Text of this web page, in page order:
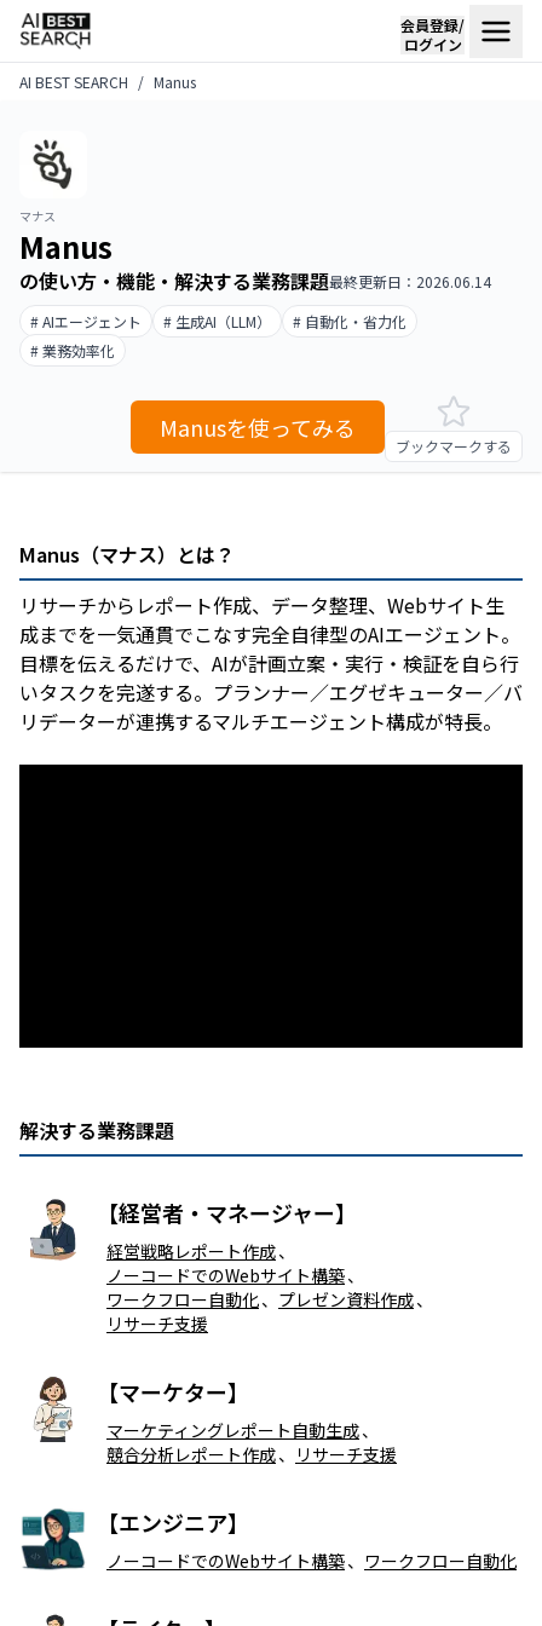
会員登録/
ログイン
AI BEST SEARCH
Manus
マナス
Manus
の使い方・機能・解決する業務課題最終更新日：2026.06.14
# AIエージェント
# 生成AI（LLM）
# 自動化・省力化
# 業務効率化
ブックマークする
Manusを使ってみる
Manus（マナス）とは？
リサーチからレポート作成、データ整理、Webサイト生
成までを一気通貫でこなす完全自律型のAIエージェント。
目標を伝えるだけで、AIが計画立案・実行・検証を自ら行
いタスクを完遂する。プランナー／エグゼキューター／バ
リデーターが連携するマルチエージェント構成が特長。
解決する業務課題
【経営者・マネージャー】
経営戦略レポート作成、
ノーコードでのWebサイト構築、
ワークフロー自動化、 プレゼン資料作成、
リサーチ支援
【マーケター】
マーケティングレポート自動生成、
競合分析レポート作成、 リサーチ支援
【エンジニア】
ノーコードでのWebサイト構築、 ワークフロー自動化